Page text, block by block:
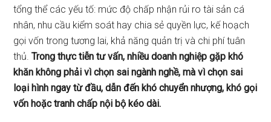
tổng thể các yếu tố: mức độ chấp nhận rủi ro tài sản cá
nhân, nhu cầu kiểm soát hay chia sẻ quyền lực, kế hoạch
gọi vốn trong tương lai, khả năng quản trị và chi phí tuân
thủ.Trong thực tiễn tư vấn, nhiều doanh nghiệp gặp khó
khăn không phải vì chọn sai ngành nghề, mà vì chọn sai
loại hình ngay từ đầu, dẫn đến khó chuyển nhượng, khó gọi
vốn hoặc tranh chấp nội bộ kéo dài.